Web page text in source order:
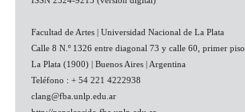
Facultad de Artes | Universidad Nacional de La Plata
Calle 8 N.º 1326 entre diagonal 73 y calle 60, primer piso
La Plata (1900) | Buenos Aires | Argentina
Teléfono : + 54 221 4222938
clang@fba.unlp.edu.ar